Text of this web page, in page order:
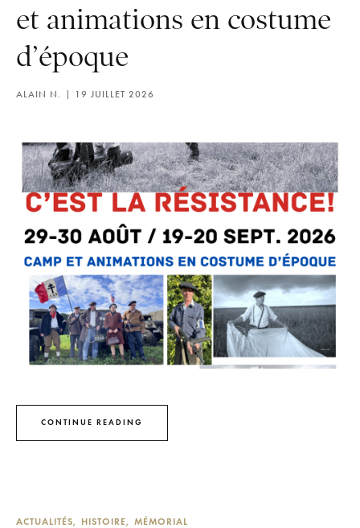
et animations en costume
d’époque
ALAIN N. 19 JUILLET 2026
CONTINUE READING
ACTUALITÉS HISTOIRE MÉMORIAL